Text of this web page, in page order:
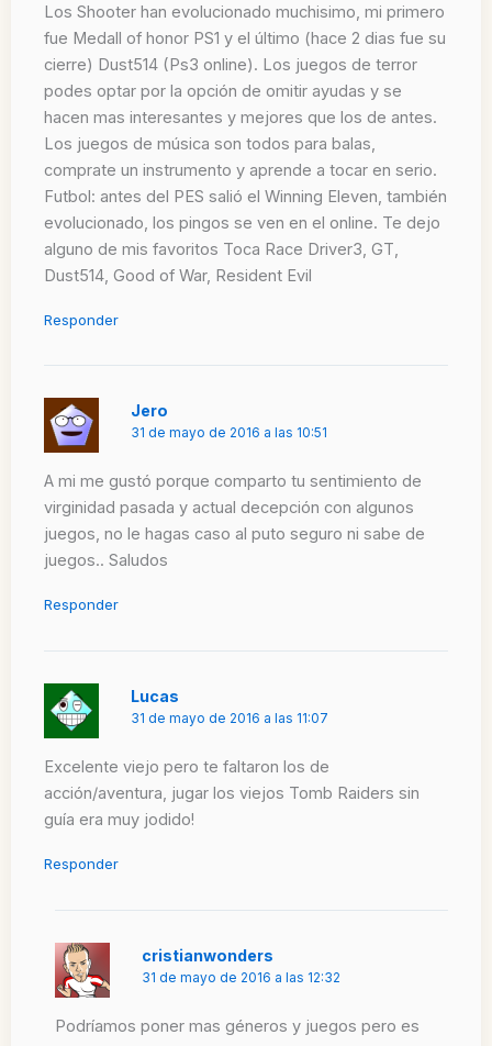
Los Shooter han evolucionado muchisimo, mi primero
fue Medall of honor PS1 y el último (hace 2 dias fue su
cierre) Dust514 (Ps3 online). Los juegos de terror
podes optar por la opción de omitir ayudas y se
hacen mas interesantes y mejores que los de antes.
Los juegos de música son todos para balas,
comprate un instrumento y aprende a tocar en serio.
Futbol: antes del PES salió el Winning Eleven, también
evolucionado, los pingos se ven en el online. Te dejo
alguno de mis favoritos Toca Race Driver3, GT,
Dust514, Good of War, Resident Evil
Responder
Jero
31 de mayo de 2016 a las 10:51
A mi me gustó porque comparto tu sentimiento de
virginidad pasada y actual decepción con algunos
juegos, no le hagas caso al puto seguro ni sabe de
juegos.. Saludos
Responder
Lucas
31 de mayo de 2016 a las 11:07
Excelente viejo pero te faltaron los de
acción/aventura, jugar los viejos Tomb Raiders sin
guía era muy jodido!
Responder
cristianwonders
31 de mayo de 2016 a las 12:32
Podríamos poner mas géneros y juegos pero es